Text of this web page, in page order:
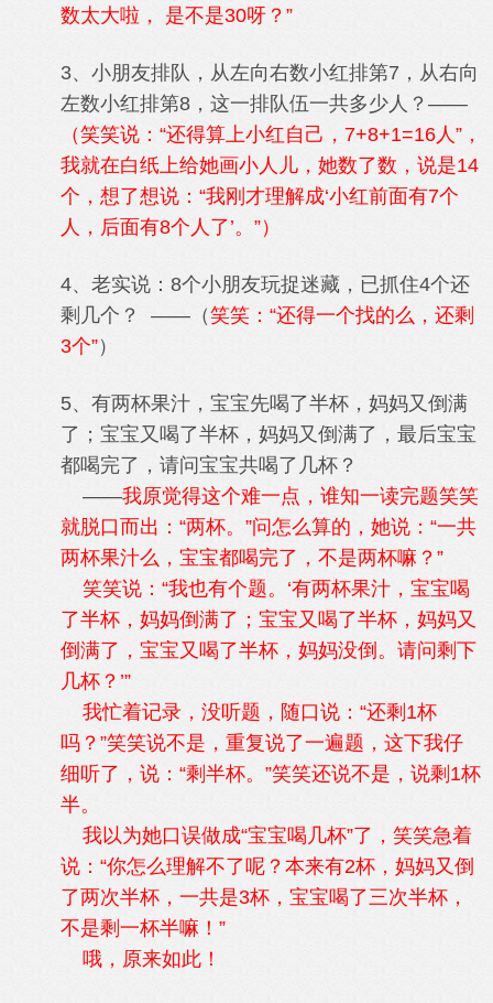
数太大啦， 是不是30呀？”
3、小朋友排队，从左向右数小红排第7，从右向
左数小红排第8，这一排队伍一共多少人？——
（笑笑说：“还得算上小红自己，7+8+1=16人”，
我就在白纸上给她画小人儿，她数了数，说是14
个，想了想说：“我刚才理解成‘小红前面有7个
人，后面有8个人了’。”）
4、老实说：8个小朋友玩捉迷藏，已抓住4个还
剩几个？ ——（笑笑：“还得一个找的么，还剩
3个”）
5、有两杯果汁，宝宝先喝了半杯，妈妈又倒满
了；宝宝又喝了半杯，妈妈又倒满了，最后宝宝
都喝完了，请问宝宝共喝了几杯？
——我原觉得这个难一点，谁知一读完题笑笑
就脱口而出：“两杯。”问怎么算的，她说：“一共
两杯果汁么，宝宝都喝完了，不是两杯嘛？”
笑笑说：“我也有个题。‘有两杯果汁，宝宝喝
了半杯，妈妈倒满了；宝宝又喝了半杯，妈妈又
倒满了，宝宝又喝了半杯，妈妈没倒。请问剩下
几杯？’”
我忙着记录，没听题，随口说：“还剩1杯
吗？”笑笑说不是，重复说了一遍题，这下我仔
细听了，说：“剩半杯。”笑笑还说不是，说剩1杯
半。
我以为她口误做成“宝宝喝几杯”了，笑笑急着
说：“你怎么理解不了呢？本来有2杯，妈妈又倒
了两次半杯，一共是3杯，宝宝喝了三次半杯，
不是剩一杯半嘛！”
哦，原来如此！